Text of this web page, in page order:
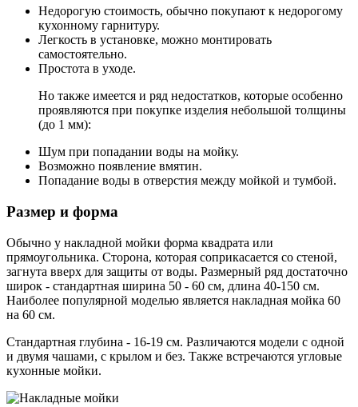
Недорогую стоимость, обычно покупают к недорогому
кухонному гарнитуру.
Легкость в установке, можно монтировать
самостоятельно.
Простота в уходе.
Но также имеется и ряд недостатков, которые особенно
проявляются при покупке изделия небольшой толщины
(до 1 мм):
Шум при попадании воды на мойку.
Возможно появление вмятин.
Попадание воды в отверстия между мойкой и тумбой.
Размер и форма
Обычно у накладной мойки форма квадрата или
прямоугольника. Сторона, которая соприкасается со стеной,
загнута вверх для защиты от воды. Размерный ряд достаточно
широк - стандартная ширина 50 - 60 см, длина 40-150 см.
Наиболее популярной моделью является накладная мойка 60
на 60 см.
Стандартная глубина - 16-19 см. Различаются модели с одной
и двумя чашами, с крылом и без. Также встречаются угловые
кухонные мойки.